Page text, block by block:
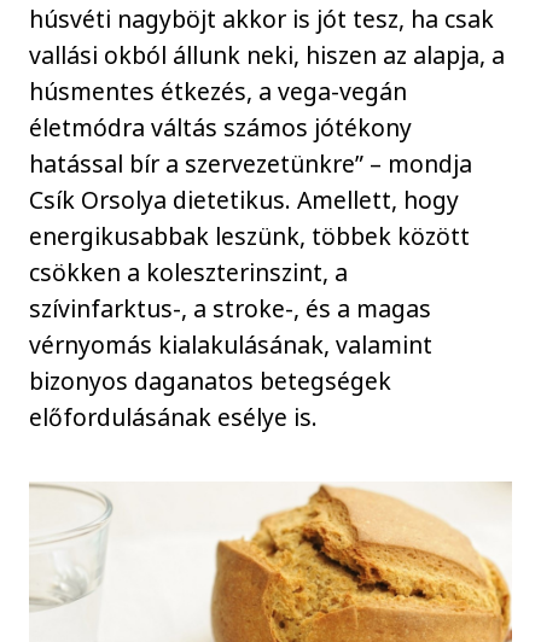
húsvéti nagyböjt akkor is jót tesz, ha csak
vallási okból állunk neki, hiszen az alapja, a
húsmentes étkezés, a vega-vegán
életmódra váltás számos jótékony
hatással bír a szervezetünkre” – mondja
Csík Orsolya dietetikus. Amellett, hogy
energikusabbak leszünk, többek között
csökken a koleszterinszint, a
szívinfarktus-, a stroke-, és a magas
vérnyomás kialakulásának, valamint
bizonyos daganatos betegségek
előfordulásának esélye is.